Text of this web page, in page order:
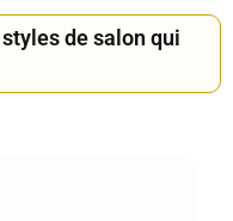
de salon qui